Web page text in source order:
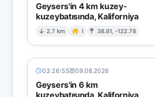
Geysers'in 4 km kuzey-
kuzeybatısında, Kaliforniya
2.7 km I 38.81, -122.78
03:26:55 09.08.2026
Geysers'in 6 km
kuzeybatısında, Kaliforniya